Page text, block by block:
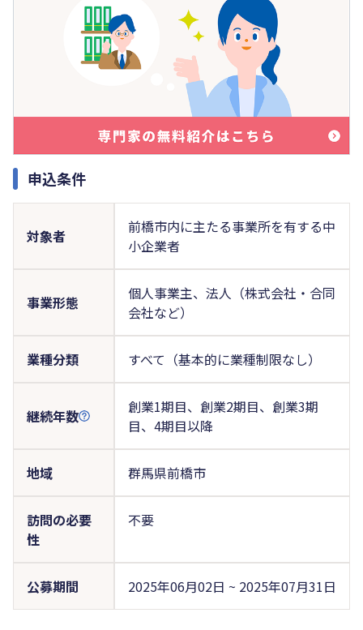
申込条件
対象者
前橋市内に主たる事業所を有する中
小企業者
事業形態
個人事業主、法人（株式会社・合同
会社など）
業種分類 すべて（基本的に業種制限なし）
継続年数
創業1期目、創業2期目、創業3期
目、4期目以降
地域 群馬県前橋市
訪問の必要
性
不要
公募期間 2025年06月02日 ~ 2025年07月31日